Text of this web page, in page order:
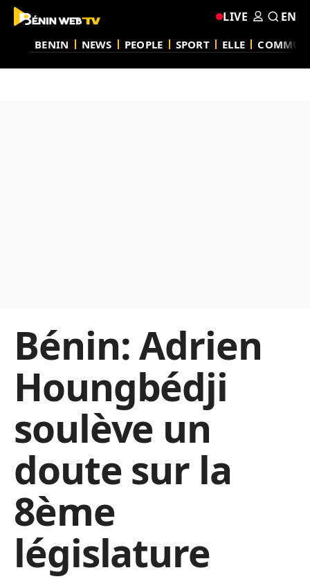
BENIN NEWS PEOPLE SPORT ELLE
LIVE EN
Bénin: Adrien
Houngbédji
soulève un
doute sur la
8ème
législature